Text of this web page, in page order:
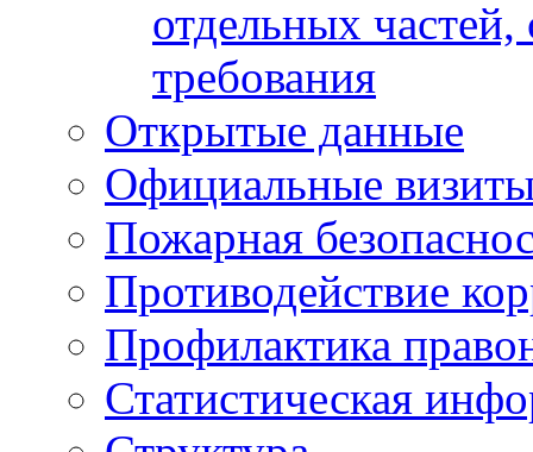
отдельных
требования
Открытые данные
Официальные
Пожарная
Противодействие
Профилактика
Статистическая